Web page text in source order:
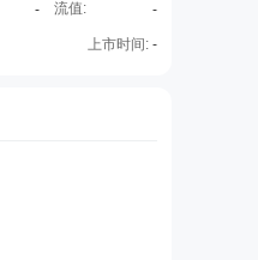
- 流值: -
上市时间: -